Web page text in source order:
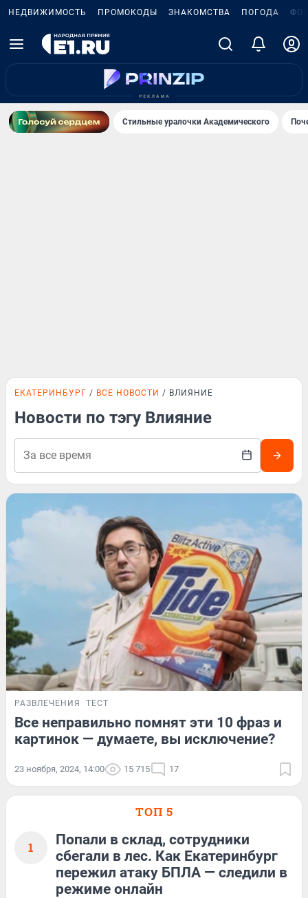
НЕДВИЖИМОСТЬ ПРОМОКОДЫ ЗНАКОМСТВА ПОГОДА
Стильные уралочки Академического
ЕКАТЕРИНБУРГ ВСЕ НОВОСТИ ВЛИЯНИЕ
Новости по тэгу Влияние
РАЗВЛЕЧЕНИЯ ТЕСТ
Все неправильно помнят эти 10 фраз и
картинок — думаете, вы исключение?
23 ноября, 2024, 14:00 15 715 17
ТОП 5
1
Попали в склад, сотрудники
сбегали в лес. Как Екатеринбург
пережил атаку БПЛА — следили в
режиме онлайн